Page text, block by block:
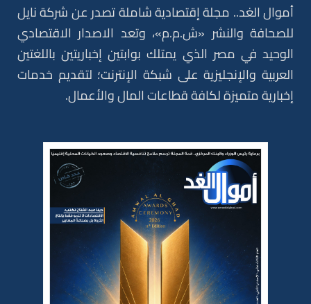
أموال الغد.. مجلة إقتصادية شاملة تصدر عن شركة نايل
للصحافة والنشر «ش.م.م»، وتعد الاصدار الاقتصادي
الوحيد في مصر الذي يمتلك بوابتين إخباريتين باللغتين
العربية والإنجليزية على شبكة الإنترنت؛ لتقديم خدمات
إخبارية متميزة لكافة قطاعات المال والأعمال.